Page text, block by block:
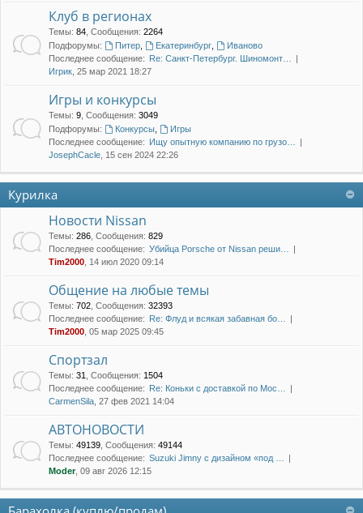
Клуб в регионах
Темы: 84 Сообщения: 2264
Подфорумы:
Питер, Екатеринбург,
Иваново
Последнее сообщение: Re: Санкт-Петербург. Шиномонт…
Игрик , 25 мар 2021 18:27
Игры и конкурсы
Темы: 9 Сообщения: 3049
Подфорумы:
Конкурсы,
Игры
Последнее сообщение: Ищу опытную компанию по грузо…
JosephCacle , 15 сен 2024 22:26
Курилка
Новости Nissan
Темы: 286 Сообщения: 829
Последнее сообщение: Убийца Porsche от Nissan реши…
Tim2000 , 14 июл 2020 09:14
Общение на любые темы
Темы: 702 Сообщения: 32393
Последнее сообщение: Re: Флуд и всякая забавная бо…
Tim2000 , 05 мар 2025 09:45
Спортзал
Темы: 31 Сообщения: 1504
Последнее сообщение: Re: Коньки с доставкой по Мос…
CarmenSila , 27 фев 2021 14:04
АВТОНОВОСТИ
Темы: 49139 Сообщения: 49144
Последнее сообщение: Suzuki Jimny с дизайном «под …
Moder, 09 авг 2026 12:15